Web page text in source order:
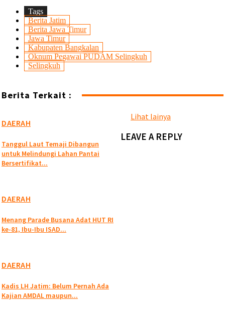
Tags
Berita Jatim
Berita Jawa Timur
Jawa Timur
Kabupaten Bangkalan
Oknum Pegawai PUDAM Selingkuh
Selingkuh
Berita Terkait :
DAERAH
Tanggul Laut Temaji Dibangun
untuk Melindungi Lahan Pantai
Bersertifikat...
DAERAH
Menang Parade Busana Adat HUT RI
ke-81, Ibu-Ibu ISAD...
DAERAH
Kadis LH Jatim: Belum Pernah Ada
Kajian AMDAL maupun...
Lihat lainya
LEAVE A REPLY